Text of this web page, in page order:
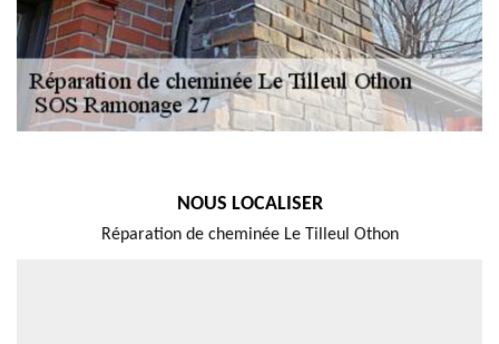
NOUS LOCALISER
Réparation de cheminée Le Tilleul Othon